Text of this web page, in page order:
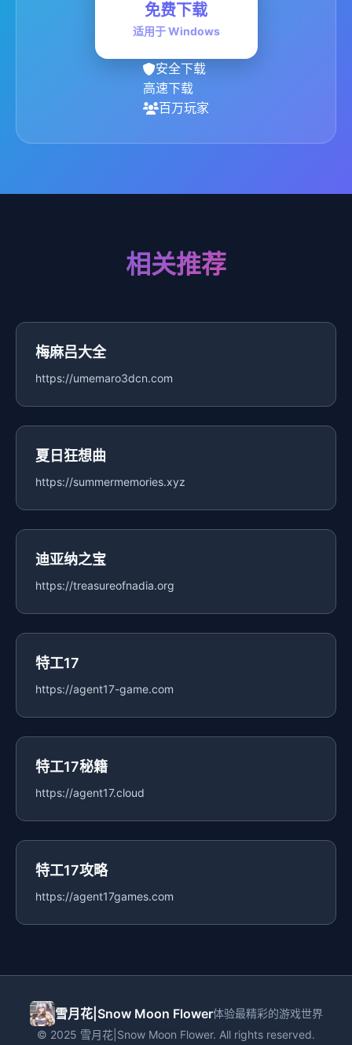
免费下载
适用于 Windows
安全下载
高速下载
百万玩家
相关推荐
梅麻吕大全
https://umemaro3dcn.com
夏日狂想曲
https://summermemories.xyz
迪亚纳之宝
https://treasureofnadia.org
特工17
https://agent17-game.com
特工17秘籍
https://agent17.cloud
特工17攻略
https://agent17games.com
雪月花|Snow Moon Flower体验最精彩的游戏世界
© 2025 雪月花|Snow Moon Flower. All rights reserved.